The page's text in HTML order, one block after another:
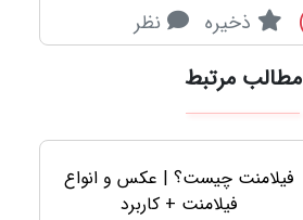
ذخیره نظر
مطالب مرتبط
فیلامنت چیست؟ | عکس و انواع
فیلامنت + کاربرد